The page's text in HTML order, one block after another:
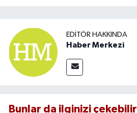
EDITÖR HAKKINDA
Haber Merkezi
Bunlar da ilginizi çekebilir